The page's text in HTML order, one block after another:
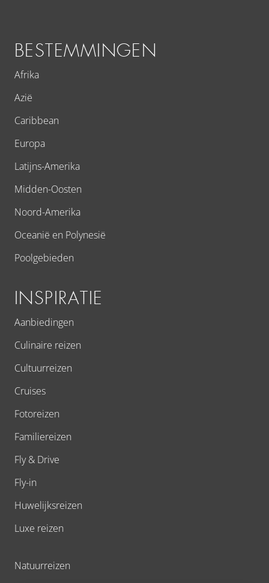
BESTEMMINGEN
Afrika
Azië
Caribbean
Europa
Latijns-Amerika
Midden-Oosten
Noord-Amerika
Oceanië en Polynesië
Poolgebieden
INSPIRATIE
Aanbiedingen
Culinaire reizen
Cultuurreizen
Cruises
Fotoreizen
Familiereizen
Fly & Drive
Fly-in
Huwelijksreizen
Luxe reizen
Natuurreizen